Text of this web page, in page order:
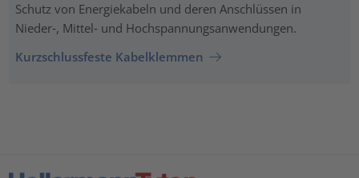
Schutz von Energiekabeln und deren Anschlüssen in
Nieder‑, Mittel‑ und Hochspannungsanwendungen.
Kurzschlussfeste Kabelklemmen